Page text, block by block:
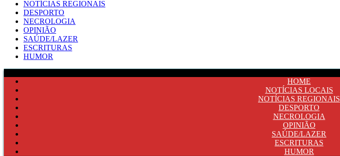
NOTÍCIAS REGIONAIS
DESPORTO
NECROLOGIA
OPINIÃO
SAÚDE/LAZER
ESCRITURAS
HUMOR
HOME
NOTÍCIAS LOCAIS
NOTÍCIAS REGIONAIS
DESPORTO
NECROLOGIA
OPINIÃO
SAÚDE/LAZER
ESCRITURAS
HUMOR